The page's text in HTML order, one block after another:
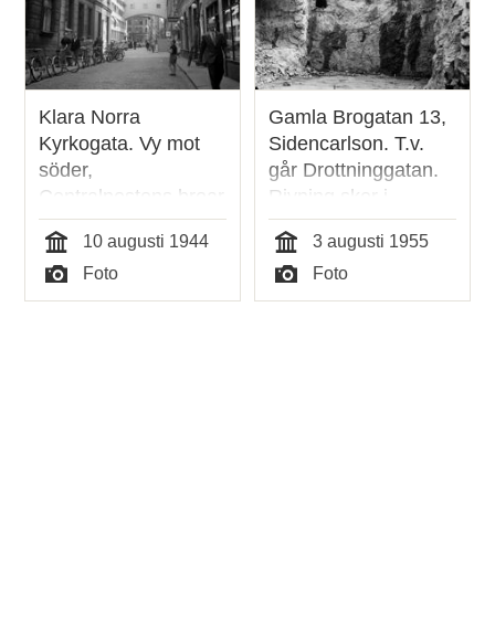
Klara Norra
Kyrkogata. Vy mot
söder,
Centralpostens broar
skymmer utsikten
mot Klara Kyrka
Tid
10 augusti 1944
Typ
Foto
Gamla Brogatan 13,
Sidencarlson. T.v.
går Drottninggatan.
Rivning sker i
kvarteret Skotten.
(Drottningg. 63,
Gamla Brog. 24 och
Kungsg. 49).
Tid
3 augusti 1955
Typ
Foto